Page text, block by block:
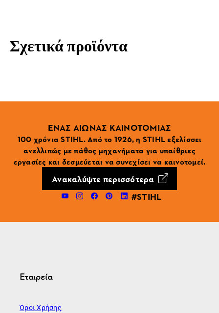
Σχετικά προϊόντα
ΕΝΑΣ ΑΙΩΝΑΣ ΚΑΙΝΟΤΟΜΙΑΣ
100 χρόνια STIHL. Από το 1926, η STIHL εξελίσσει
ανελλιπώς με πάθος μηχανήματα για υπαίθριες
εργασίες και δεσμεύεται να συνεχίσει να καινοτομεί.
Ανακαλύψτε περισσότερα
#STIHL
Εταιρεία
Όροι Χρήσης